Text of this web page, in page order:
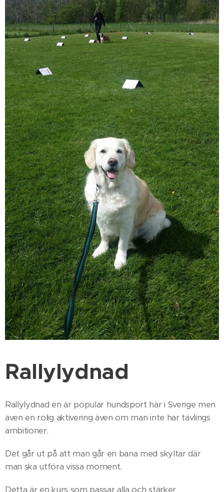
Rallylydnad
Rallylydnad en är populär hundsport här i Sverige men
även en rolig aktivering även om man inte har tävlings
ambitioner.
Det går ut på att man går en bana med skyltar där
man ska utföra vissa moment.
Detta är en kurs som passar alla och stärker